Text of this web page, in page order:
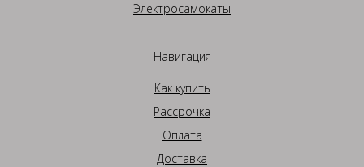
Электросамокаты
Навигация
Как купить
Рассрочка
Оплата
Доставка